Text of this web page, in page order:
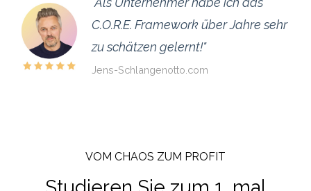
C.O.R.E. Framework über Jahre sehr
zu schätzen gelernt!"
Jens-Schlangenotto.com
VOM CHAOS ZUM PROFIT